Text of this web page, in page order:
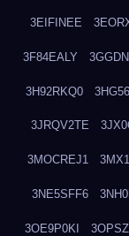
3EIFINEE
3F84EALY
3H92RKQ0
3JRQV2TE
3MOCREJ1
3NE5SFF6
3OE9P0KI